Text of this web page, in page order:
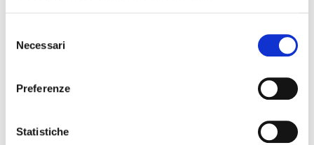
delNecessari
Preferenze
Statistiche
Altre news dal
mondo del vino